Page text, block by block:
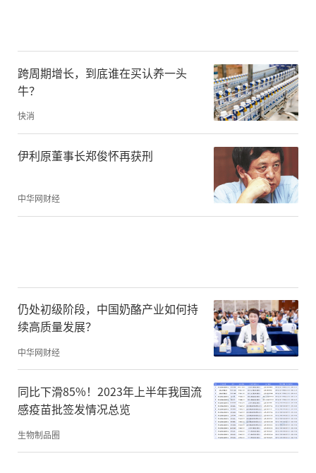
跨周期增长，到底谁在买认养一头
牛？
快消
伊利原董事长郑俊怀再获刑
中华网财经
仍处初级阶段，中国奶酪产业如何持
续高质量发展？
中华网财经
同比下滑85%！2023年上半年我国流
感疫苗批签发情况总览
生物制品圈